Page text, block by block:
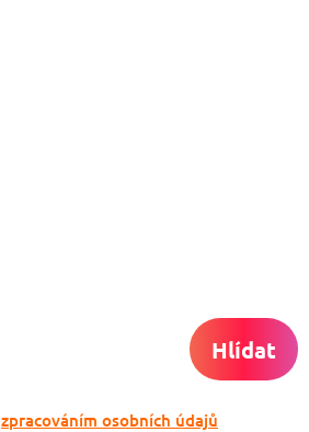
Hlídat
zpracováním osobních údajů